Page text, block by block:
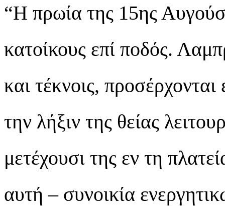
“Η πρωία της 15ης
κατοίκους επί ποδός.
και τέκνοις,
την λήξιν της θείας
μετέχουσι της εν τη
αυτή – συνοικία